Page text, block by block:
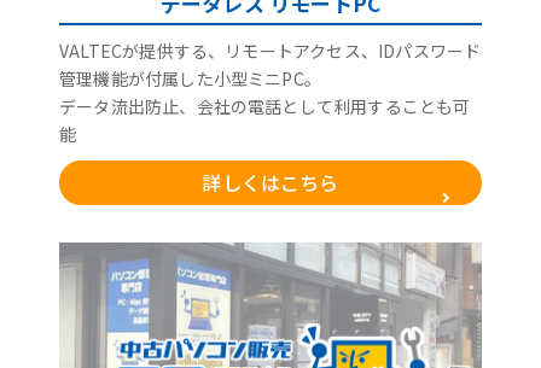
VALTECが提供する、リモートアクセス、IDパスワード
管理機能が付属した小型ミニPC。
データ流出防止、会社の電話として利用することも可
能
詳しくはこちら